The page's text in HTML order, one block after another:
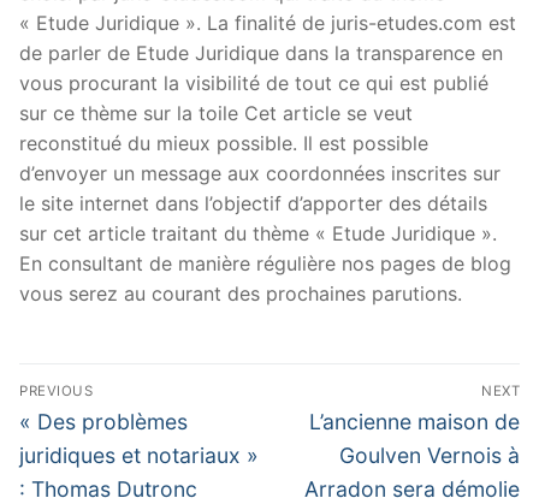
« Etude Juridique ». La finalité de juris-etudes.com est
de parler de Etude Juridique dans la transparence en
vous procurant la visibilité de tout ce qui est publié
sur ce thème sur la toile Cet article se veut
reconstitué du mieux possible. Il est possible
d’envoyer un message aux coordonnées inscrites sur
le site internet dans l’objectif d’apporter des détails
sur cet article traitant du thème « Etude Juridique ».
En consultant de manière régulière nos pages de blog
vous serez au courant des prochaines parutions.
Navigation
de
l’article
PREVIOUS
Previous
post:
« Des problèmes
juridiques et notariaux »
: Thomas Dutronc
NEXT
Next
post:
L’ancienne maison de
Goulven Vernois à
Arradon sera démolie